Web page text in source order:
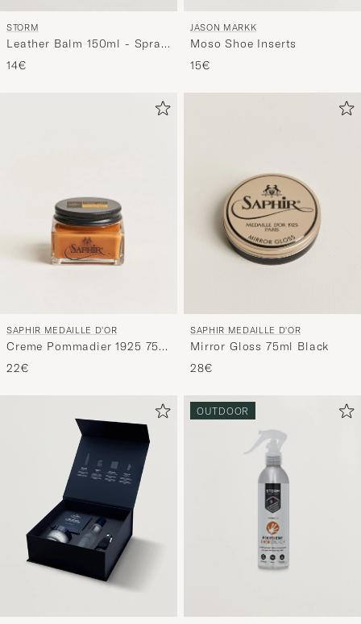
STORM
Leather Balm 150ml - Spray
On
14€
JASON MARKK
Moso Shoe Inserts
15€
SAPHIR MEDAILLE D'OR
Creme Pommadier 1925 75
ml Light Brown
22€
SAPHIR MEDAILLE D'OR
Mirror Gloss 75ml Black
28€
OUTDOOR